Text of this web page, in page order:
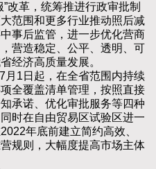
改革，统筹推进行政审批制
范围和更多行业推动照后减
事后监管，进一步优化营商
营造稳定、公平、透明、可
经济高质量发展。
1日起，在全省范围内持续
全覆盖清单管理，按照直接
承诺、优化审批服务等四种
时在自由贸易区试验区进一
年底前建立简约高效、
规则，大幅度提高市场主体